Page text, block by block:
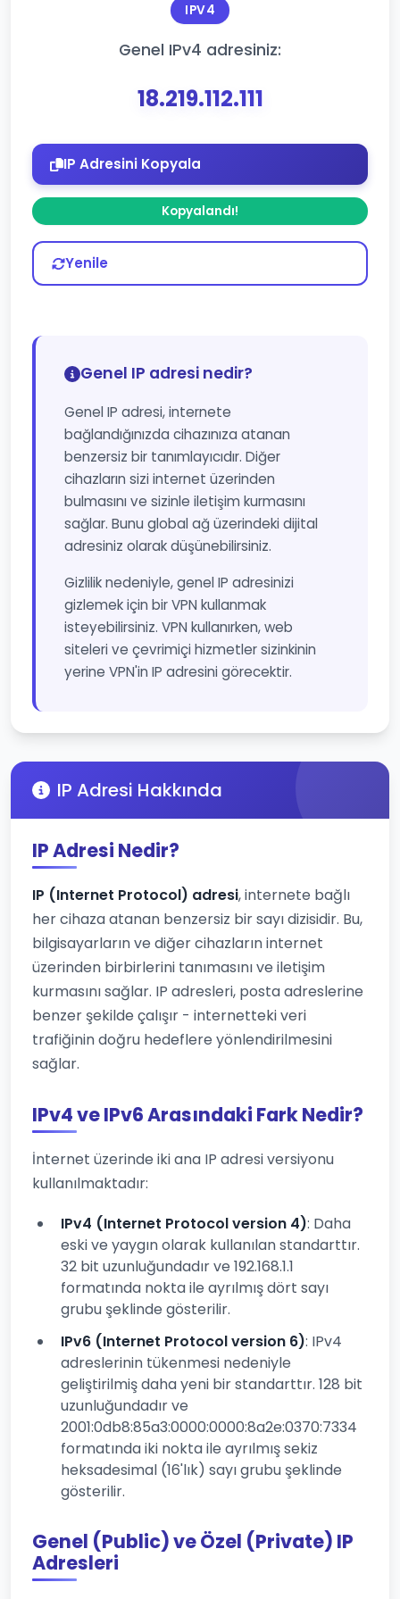
IPV4
Genel IPv4 adresiniz:
18.219.112.111
IP Adresini Kopyala
Kopyalandı!
Yenile
Genel IP adresi nedir?
Genel IP adresi, internete
bağlandığınızda cihazınıza atanan
benzersiz bir tanımlayıcıdır. Diğer
cihazların sizi internet üzerinden
bulmasını ve sizinle iletişim kurmasını
sağlar. Bunu global ağ üzerindeki dijital
adresiniz olarak düşünebilirsiniz.
Gizlilik nedeniyle, genel IP adresinizi
gizlemek için bir VPN kullanmak
isteyebilirsiniz. VPN kullanırken, web
siteleri ve çevrimiçi hizmetler sizinkinin
yerine VPN'in IP adresini görecektir.
IP Adresi Hakkında
IP Adresi Nedir?
IP (Internet Protocol) adresi, internete bağlı
her cihaza atanan benzersiz bir sayı dizisidir. Bu,
bilgisayarların ve diğer cihazların internet
üzerinden birbirlerini tanımasını ve iletişim
kurmasını sağlar. IP adresleri, posta adreslerine
benzer şekilde çalışır - internetteki veri
trafiğinin doğru hedeflere yönlendirilmesini
sağlar.
IPv4 ve IPv6 Arasındaki Fark Nedir?
İnternet üzerinde iki ana IP adresi versiyonu
kullanılmaktadır:
IPv4 (Internet Protocol version 4): Daha
eski ve yaygın olarak kullanılan standarttır.
32 bit uzunluğundadır ve 192.168.1.1
formatında nokta ile ayrılmış dört sayı
grubu şeklinde gösterilir.
IPv6 (Internet Protocol version 6): IPv4
adreslerinin tükenmesi nedeniyle
geliştirilmiş daha yeni bir standarttır. 128 bit
uzunluğundadır ve
2001:0db8:85a3:0000:0000:8a2e:0370:7334
formatında iki nokta ile ayrılmış sekiz
heksadesimal (16'lık) sayı grubu şeklinde
gösterilir.
Genel (Public) ve Özel (Private) IP
Adresleri